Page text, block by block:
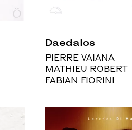
Daedalos
PIERRE VAIANA
MATHIEU ROBERT
FABIAN FIORINI